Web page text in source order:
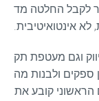
לקבל החלטה מד
לא אינטואיטיבית.
וגם מעטפת תק
ספקים ולבנות מה